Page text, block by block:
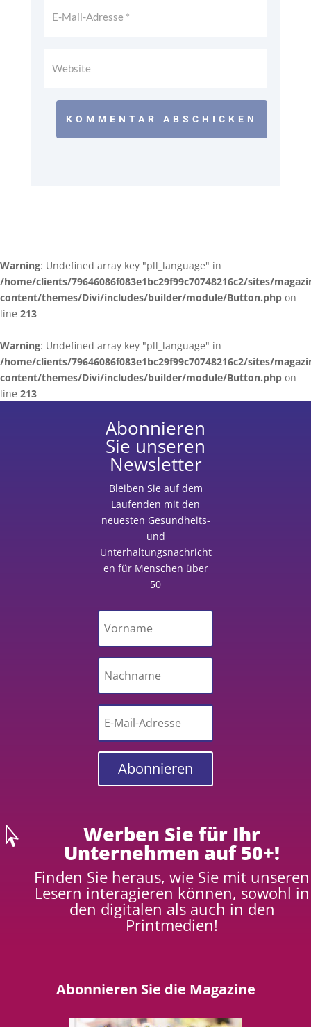
KOMMENTAR ABSCHICKEN
Warning: Undefined array key "pll_language" in
/home/clients/79646086f083e1bc29f99c70748216c2/sites/
content/themes/Divi/includes/builder/module/Button.php on
line 213
Warning: Undefined array key "pll_language" in
/home/clients/79646086f083e1bc29f99c70748216c2/sites/
content/themes/Divi/includes/builder/module/Button.php on
line 213
Abonnieren
Sie unseren
Newsletter
Bleiben Sie auf dem
Laufenden mit den
neuesten Gesundheits-
und
Unterhaltungsnachricht
en für Menschen über
50
Abonnieren
 Werben Sie für Ihr
Unternehmen auf 50+!
Finden Sie heraus, wie Sie mit unseren
Lesern interagieren können, sowohl in
den digitalen als auch in den
Printmedien!
Abonnieren Sie die Magazine